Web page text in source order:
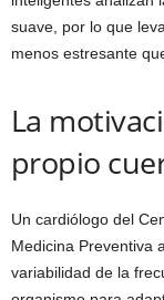
suave, por lo que
menos estresante
La
propio
Un cardiólogo del
Medicina Preventiva
variabilidad de la